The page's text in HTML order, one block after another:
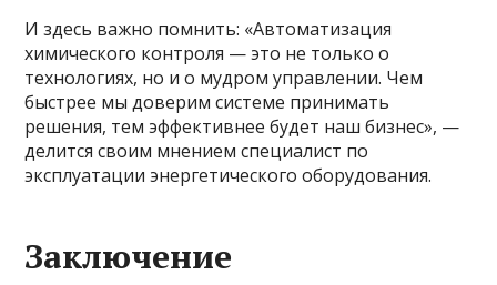
И здесь важно помнить: «Автоматизация
химического контроля — это не только о
технологиях, но и о мудром управлении. Чем
быстрее мы доверим системе принимать
решения, тем эффективнее будет наш бизнес», —
делится своим мнением специалист по
эксплуатации энергетического оборудования.
Заключение